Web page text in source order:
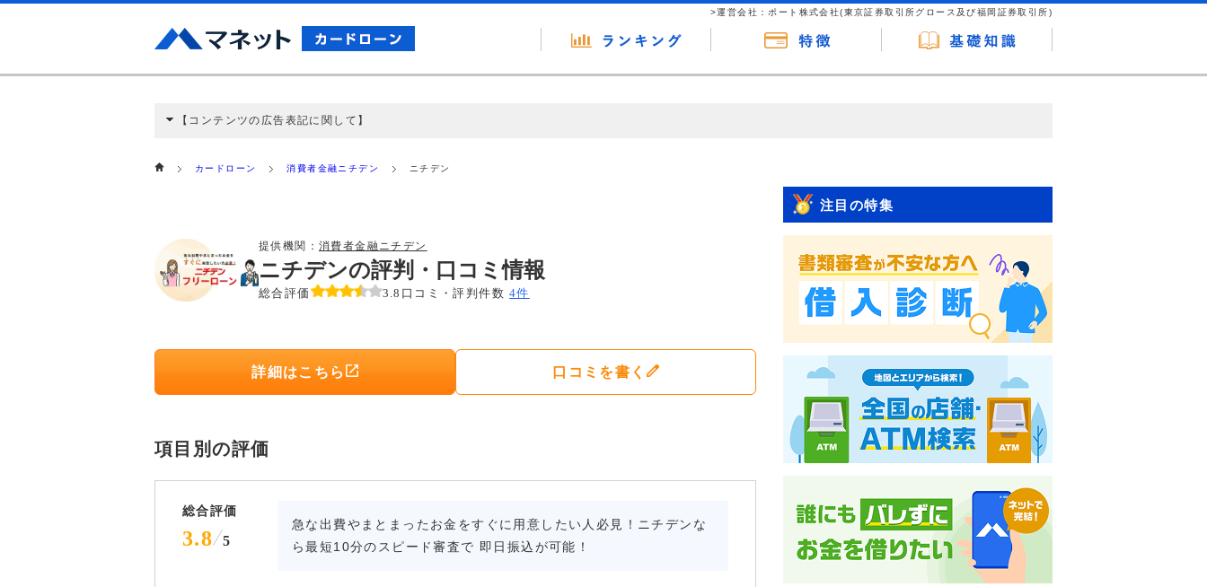
>運営会社：ポート株式会社(東京証券取引所グロース及び福岡証券取引所)
【コンテンツの広告表記に関して】
ミ収集などに基づき、公平性を担保した情報提供を行っています。
カードローン 消費者金融ニチデン ニチデン
提供機関： 消費者金融ニチデン
ニチデンの評判・口コミ情報
総合評価 3.8 口コミ・評判件数 4件
詳細はこちら 口コミを書く
項目別の評価
総合評価
3.8 5
急な出費やまとまったお金をすぐに用意したい人必見！ニチデンな
ら最短10分のスピード審査で 即日振込が可能！
注目の特集